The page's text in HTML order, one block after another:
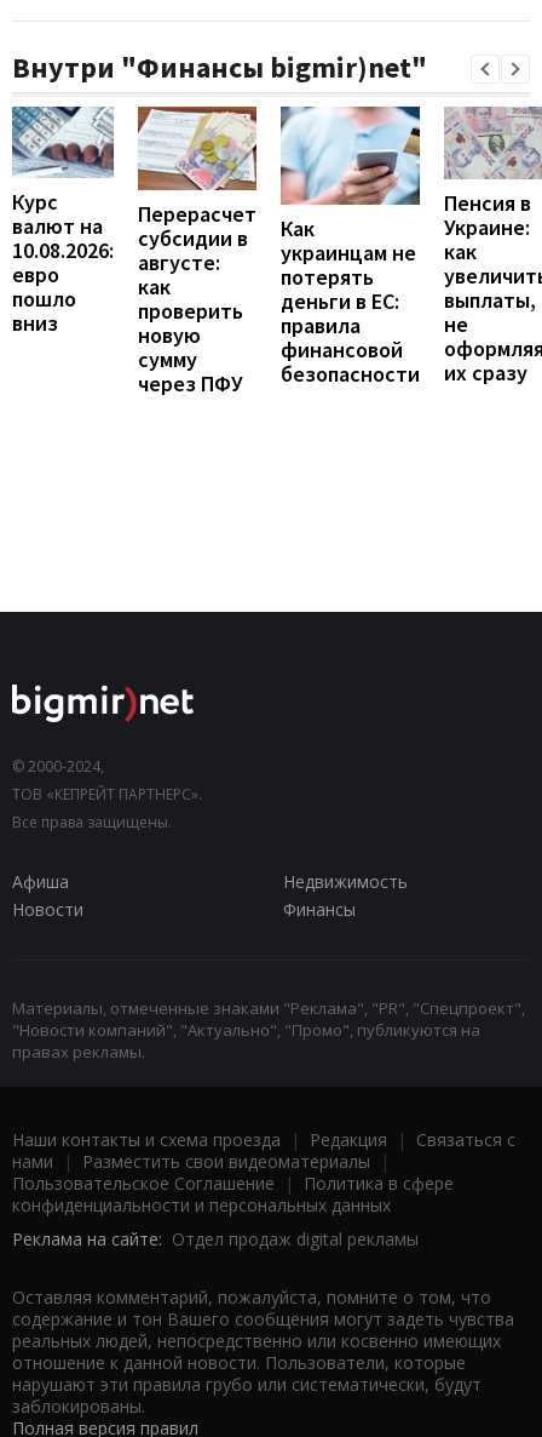
Внутри "Финансы bigmir)net"
Курс
валют на
10.08.2026:
евро
пошло
вниз
Перерасчет
субсидии в
августе:
как
проверить
новую
сумму
через ПФУ
Как
украинцам не
потерять
деньги в ЕС:
правила
финансовой
безопасности
Пенсия в
Украине:
как
выплаты,
не
их сразу
© 2000-2024,
ТОВ «КЕПРЕЙТ ПАРТНЕРС».
Все права защищены.
Афиша
Недвижимость
Новости
Финансы
Материалы, отмеченные знаками "Реклама", "PR", "Спецпроект",
"Новости компаний", "Актуально", "Промо", публикуются на
правах рекламы.
Наши контакты и схема проезда | Редакция | Связаться с
нами | Разместить свои видеоматериалы |
Пользовательское Соглашение |
Политика в сфере
конфиденциальности и персональных данных
Реклама на сайте: Отдел продаж digital рекламы
Оставляя комментарий, пожалуйста, помните о том, что
содержание и тон Вашего сообщения могут задеть чувства
реальных людей, непосредственно или косвенно имеющих
отношение к данной новости. Пользователи, которые
нарушают эти правила грубо или систематически, будут
заблокированы.
Полная версия правил